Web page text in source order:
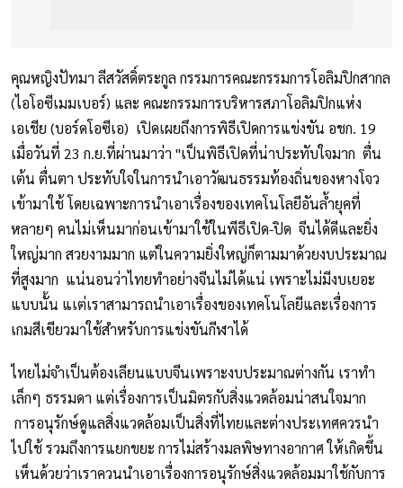
คุณหญิงปัทมา ลีสวัสดิ์ตระกูล กรรมการคณะกรรมการโอลิมปิกสากล
(ไอโอซีเมมเบอร์) และ คณะกรรมการบริหารสภาโอลิมปิกแห่ง
เอเชีย (บอร์ดโอซีเอ) เปิดเผยถึงการพิธีเปิดการแข่งขัน อชก. 19
เมื่อวันที่ 23 ก.ย.ที่ผ่านมาว่า "เป็นพิธีเปิดที่น่าประทับใจมาก ตื่น
เต้น ตื่นตา ประทับใจในการนำเอาวัฒนธรรมท้องถิ่นของหางโจว
เข้ามาใช้ โดยเฉพาะการนำเอาเรื่องของเทคโนโลยีอันล้ำยุคที่
หลายๆ คนไม่เห็นมาก่อนเข้ามาใช้ในพีธีเปิด-ปิด จีนได้ดีและยิ่ง
ใหญ่มาก สวยงามมาก แต่ในความยิ่งใหญ่ก็ตามมาด้วยงบประมาณ
ที่สูงมาก แน่นอนว่าไทยทำอย่างจีนไม่ได้แน่ เพราะไม่มีงบเยอะ
แบบนั้น แเต่เราสามารถนำเอาเรื่องของเทคโนโลยีและเรื่องการ
เกมสีเขียวมาใช้สำหรับการแข่งขันกีฬาได้
ไทยไม่จำเป็นต้องเลียนแบบจีนเพราะงบประมาณต่างกัน เราทำ
เล็กๆ ธรรมดา แต่เรื่องการเป็นมิตรกับสิ่งแวดล้อมน่าสนใจมาก
การอนุรักษ์ดูแลสิ่งแวดล้อมเป็นสิ่งที่ไทยและต่างประเทศควรนำ
ไปใช้ รวมถึงการแยกขยะ การไม่สร้างมลพิษทางอากาศ ให้เกิดขึ้น
เห็นด้วยว่าเราควนนำเอาเรื่องการอนุรักษ์สิ่งแวดล้อมมาใช้กับการ